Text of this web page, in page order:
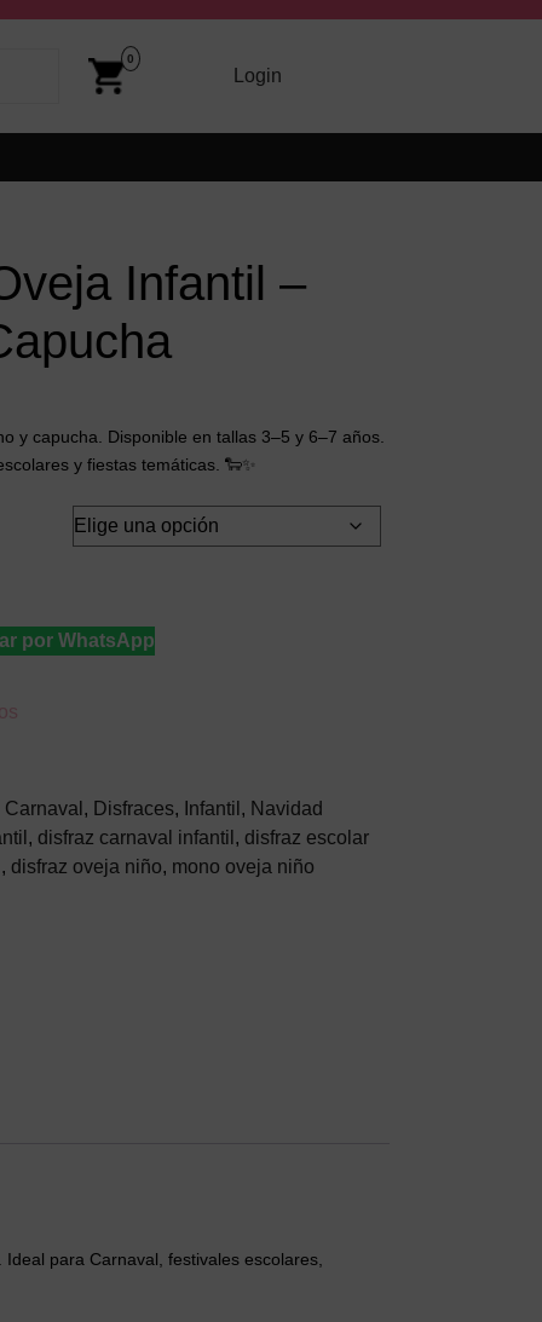
y abajo para revisarlos y Enter para ir a la página
0
Image
Login
Infantil –
y capucha. Disponible en tallas 3–5 y 6–7 años.
y fiestas temáticas. 🐑✨
por WhatsApp
Carnaval , Disfraces, Infantil , Navidad
, disfraz carnaval infantil , disfraz escolar
, disfraz oveja niño, mono oveja niño
para Carnaval, festivales escolares,